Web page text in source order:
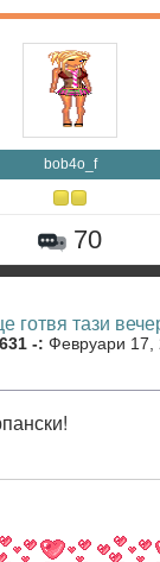
bob4o_f
70
готвя тази
-: Февруари 17,